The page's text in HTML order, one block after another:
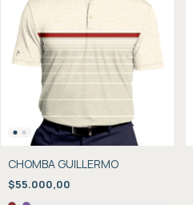
CHOMBA GUILLERMO
$55.000,00